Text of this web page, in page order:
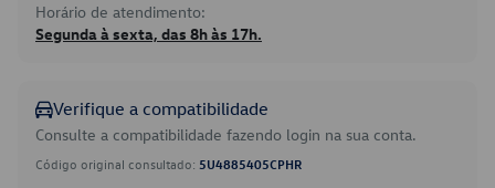
Horário de atendimento:
Segunda à sexta, das 8h às 17h.
Verifique a compatibilidade
Consulte a compatibilidade fazendo login na sua conta.
Código original consultado: 5U4885405CPHR